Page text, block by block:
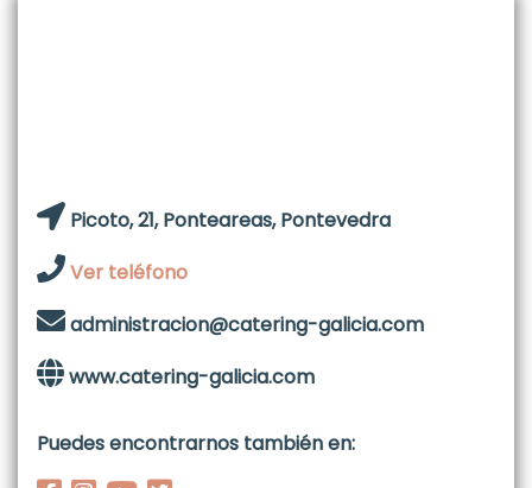
Picoto, 21, Ponteareas, Pontevedra
Ver teléfono
administracion@catering-galicia.com
www.catering-galicia.com
Puedes encontrarnos también en: